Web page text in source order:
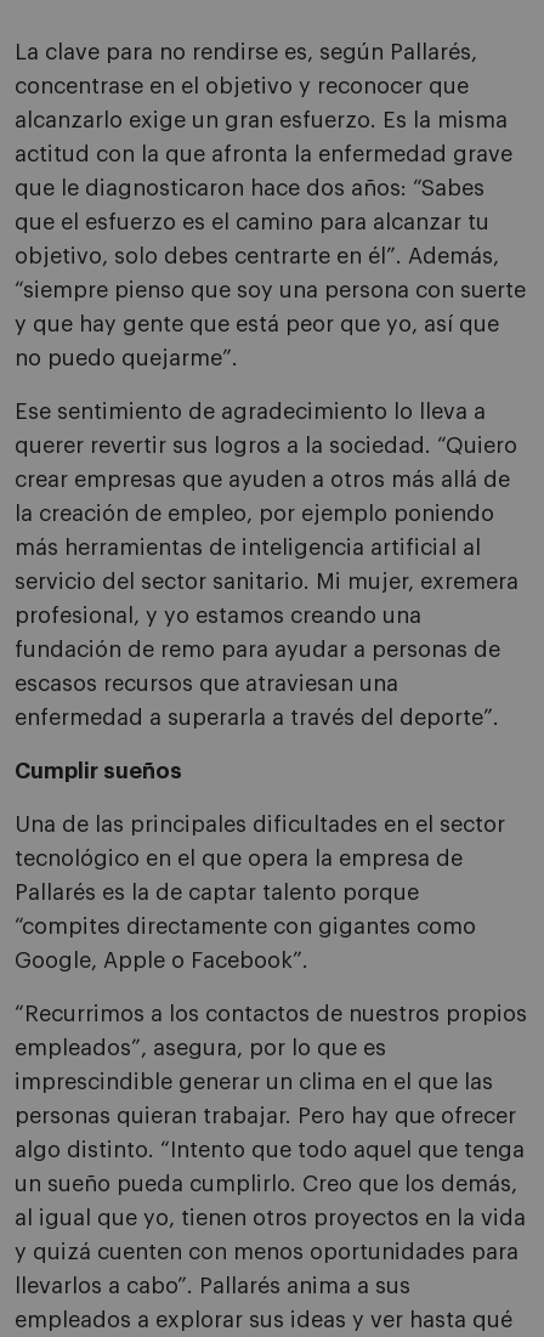
La clave para no rendirse es, según Pallarés,
concentrase en el objetivo y reconocer que
alcanzarlo exige un gran esfuerzo. Es la misma
actitud con la que afronta la enfermedad grave
que le diagnosticaron hace dos años: “Sabes
que el esfuerzo es el camino para alcanzar tu
objetivo, solo debes centrarte en él”. Además,
“siempre pienso que soy una persona con suerte
y que hay gente que está peor que yo, así que
no puedo quejarme”.
Ese sentimiento de agradecimiento lo lleva a
querer revertir sus logros a la sociedad. “Quiero
crear empresas que ayuden a otros más allá de
la creación de empleo, por ejemplo poniendo
más herramientas de inteligencia artificial al
servicio del sector sanitario. Mi mujer, exremera
profesional, y yo estamos creando una
fundación de remo para ayudar a personas de
escasos recursos que atraviesan una
enfermedad a superarla a través del deporte”.
Cumplir sueños
Una de las principales dificultades en el sector
tecnológico en el que opera la empresa de
Pallarés es la de captar talento porque
“compites directamente con gigantes como
Google, Apple o Facebook”.
“Recurrimos a los contactos de nuestros propios
empleados”, asegura, por lo que es
imprescindible generar un clima en el que las
personas quieran trabajar. Pero hay que ofrecer
algo distinto. “Intento que todo aquel que tenga
un sueño pueda cumplirlo. Creo que los demás,
al igual que yo, tienen otros proyectos en la vida
y quizá cuenten con menos oportunidades para
llevarlos a cabo”. Pallarés anima a sus
empleados a explorar sus ideas y ver hasta qué